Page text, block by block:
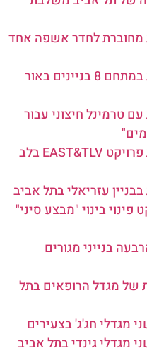
לחדר אשפה אחד
מערכת אשפה פניאומטית במתחם 8 בניינים באור
טרמינל חיצוני עבור
מערכת אשפה פניאומטית פרויקט EAST&TLV בלב
עזריאלי בתל אביב
בינוי "מבצע סיני"
בנייני מגורים
של מגדל הרופאים בתל
מגדלי חג'ג' בצעירים
מגדלי גינדי בתל אביב